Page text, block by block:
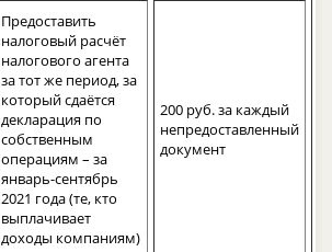
Предоставить
налоговый расчёт
налогового агента
за тот же период, за
который сдаётся
декларация по
собственным
операциям – за
январь-сентябрь
2021 года (те, кто
выплачивает
доходы компаниям)
200 руб. за каждый
непредоставленный
документ